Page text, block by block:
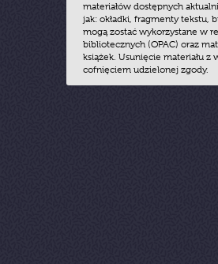
materiałów dostępnych
jak: okładki, fragmenty tekstu,
mogą zostać wykorzystane w
bibliotecznych (OPAC) oraz
książek. Usunięcie materiału
cofnięciem udzielonej zgody.